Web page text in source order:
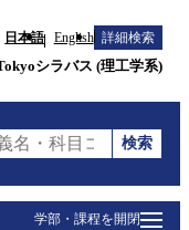
日本語 English 詳細検索
シラバス (理工学系)
・科目コード・担当
検索
学部・課程を開閉